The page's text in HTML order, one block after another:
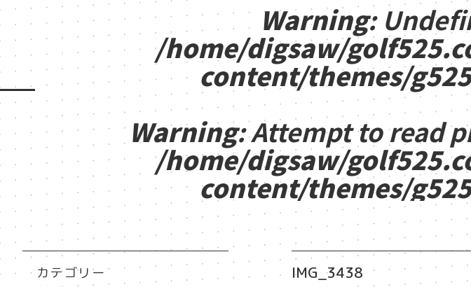
Warning:
/home/digsaw/
content/themes/
Warning: Attempt to read
/home/digsaw/
content/themes/
カテゴリー IMG_3438